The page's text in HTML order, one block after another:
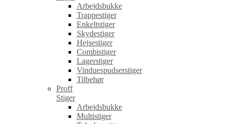
Arbejdsbukke
Trappestiger
Enkeltstiger
Skydestiger
Hejsestiger
Combistiger
Lagerstiger
Vinduespudserstiger
Tilbehør
Proff
Stiger
Arbejdsbukke
Multistiger